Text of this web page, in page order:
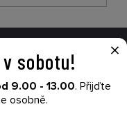
×
sobotu!
9.00 - 13.00. Přijďte
osobně.